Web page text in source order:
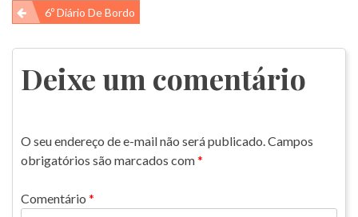
Navegação
de
Post
6º Diário De Bordo
Deixe um comentário
O seu endereço de e-mail não será publicado.Campos
obrigatórios são marcados com*
Comentário *